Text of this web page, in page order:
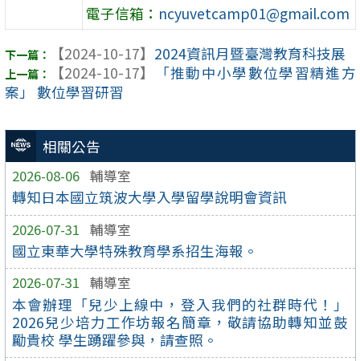
相關公告
2026-08-06 輔導室
轉知日本國立筑波大學入學留學說明會資訊
2026-07-31 輔導室
國立東華大學特殊教育學系招生海報。
2026-07-31 輔導室
本會辦理「兒少上線中，登入我們的社群時代！」
2026兒少培力工作坊報名簡章，敬請協助轉知並鼓
勵貴校 學生踴躍參與，請查照。
電子信箱： ncyuvetcamp01@gmail.com
【2024-10-17】 2024資訊月暨臺灣教育科技展
【2024-10-17】
「推動中小學數位學習精進方
案」 數位學習研習